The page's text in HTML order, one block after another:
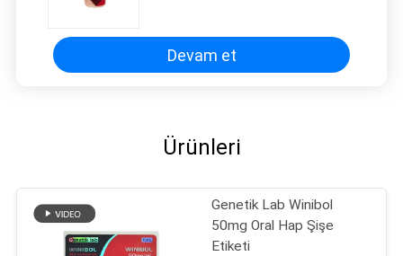
Devam et
Ürünleri
Genetik Lab Winibol
50mg Oral Hap Şişe
Etiketi